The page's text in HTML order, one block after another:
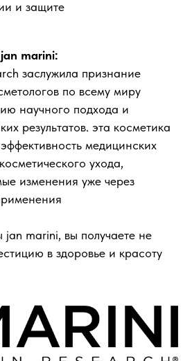
и защите
marini:
заслужила признание
по всему миру
научного подхода и
результатов. эта косметика
медицинских
ухода,
изменения уже через
jan marini, вы получаете не
в здоровье и красоту